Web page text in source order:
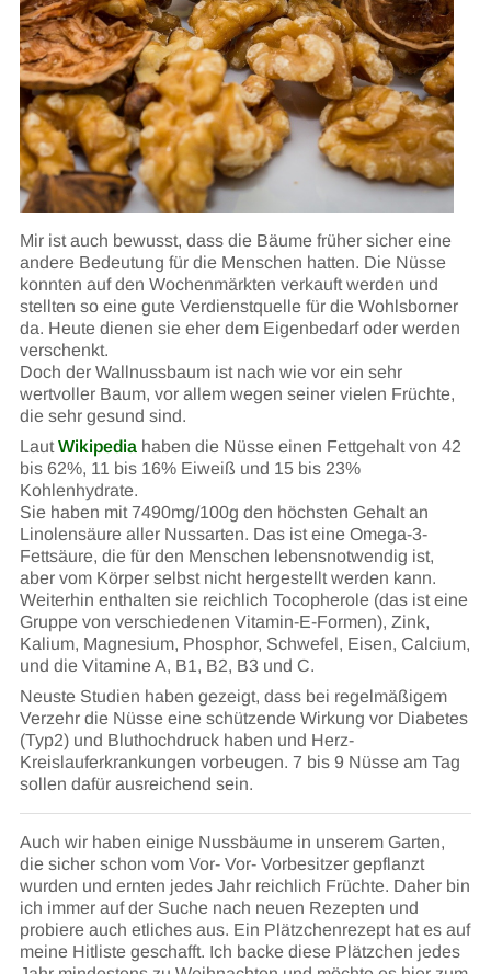
Mir ist auch bewusst, dass die Bäume früher sicher eine
andere Bedeutung für die Menschen hatten. Die Nüsse
konnten auf den Wochenmärkten verkauft werden und
stellten so eine gute Verdienstquelle für die Wohlsborner
da. Heute dienen sie eher dem Eigenbedarf oder werden
verschenkt.
Doch der Wallnussbaum ist nach wie vor ein sehr
wertvoller Baum, vor allem wegen seiner vielen Früchte,
die sehr gesund sind.
Laut Wikipediahaben die Nüsse einen Fettgehalt von 42
bis 62%, 11 bis 16% Eiweiß und 15 bis 23%
Kohlenhydrate.
Sie haben mit 7490mg/100g den höchsten Gehalt an
Linolensäure aller Nussarten. Das ist eine Omega-3-
Fettsäure, die für den Menschen lebensnotwendig ist,
aber vom Körper selbst nicht hergestellt werden kann.
Weiterhin enthalten sie reichlich Tocopherole (das ist eine
Gruppe von verschiedenen Vitamin-E-Formen), Zink,
Kalium, Magnesium, Phosphor, Schwefel, Eisen, Calcium,
und die Vitamine A, B1, B2, B3 und C.
Neuste Studien haben gezeigt, dass bei regelmäßigem
Verzehr die Nüsse eine schützende Wirkung vor Diabetes
(Typ2) und Bluthochdruck haben und Herz-
Kreislauferkrankungen vorbeugen. 7 bis 9 Nüsse am Tag
sollen dafür ausreichend sein.
Auch wir haben einige Nussbäume in unserem Garten,
die sicher schon vom Vor- Vor- Vorbesitzer gepflanzt
wurden und ernten jedes Jahr reichlich Früchte. Daher bin
ich immer auf der Suche nach neuen Rezepten und
probiere auch etliches aus. Ein Plätzchenrezept hat es auf
meine Hitliste geschafft. Ich backe diese Plätzchen jedes